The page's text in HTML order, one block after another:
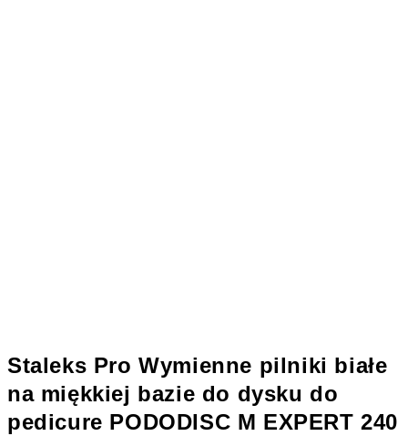
Staleks Pro Wymienne pilniki białe
na miękkiej bazie do dysku do
pedicure PODODISC M EXPERT 240